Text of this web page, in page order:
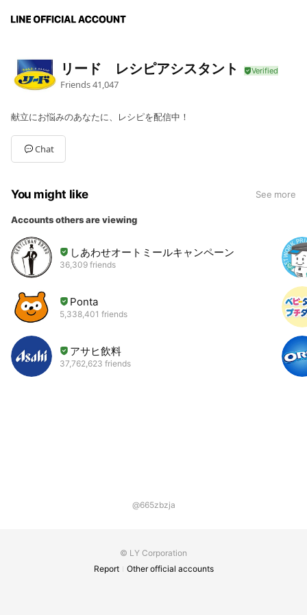
リード レシピアシスタント
Friends41,047
献立にお悩みのあなたに、レシピを配信中！
Chat
You might like See more
Accounts others are viewing
しあわせオートミールキャンペーン
36,309 friends
Ponta
5,338,401 friends
アサヒ飲料
37,762,623 friends
@665zbzja
© LY Corporation
Report
Other official accounts